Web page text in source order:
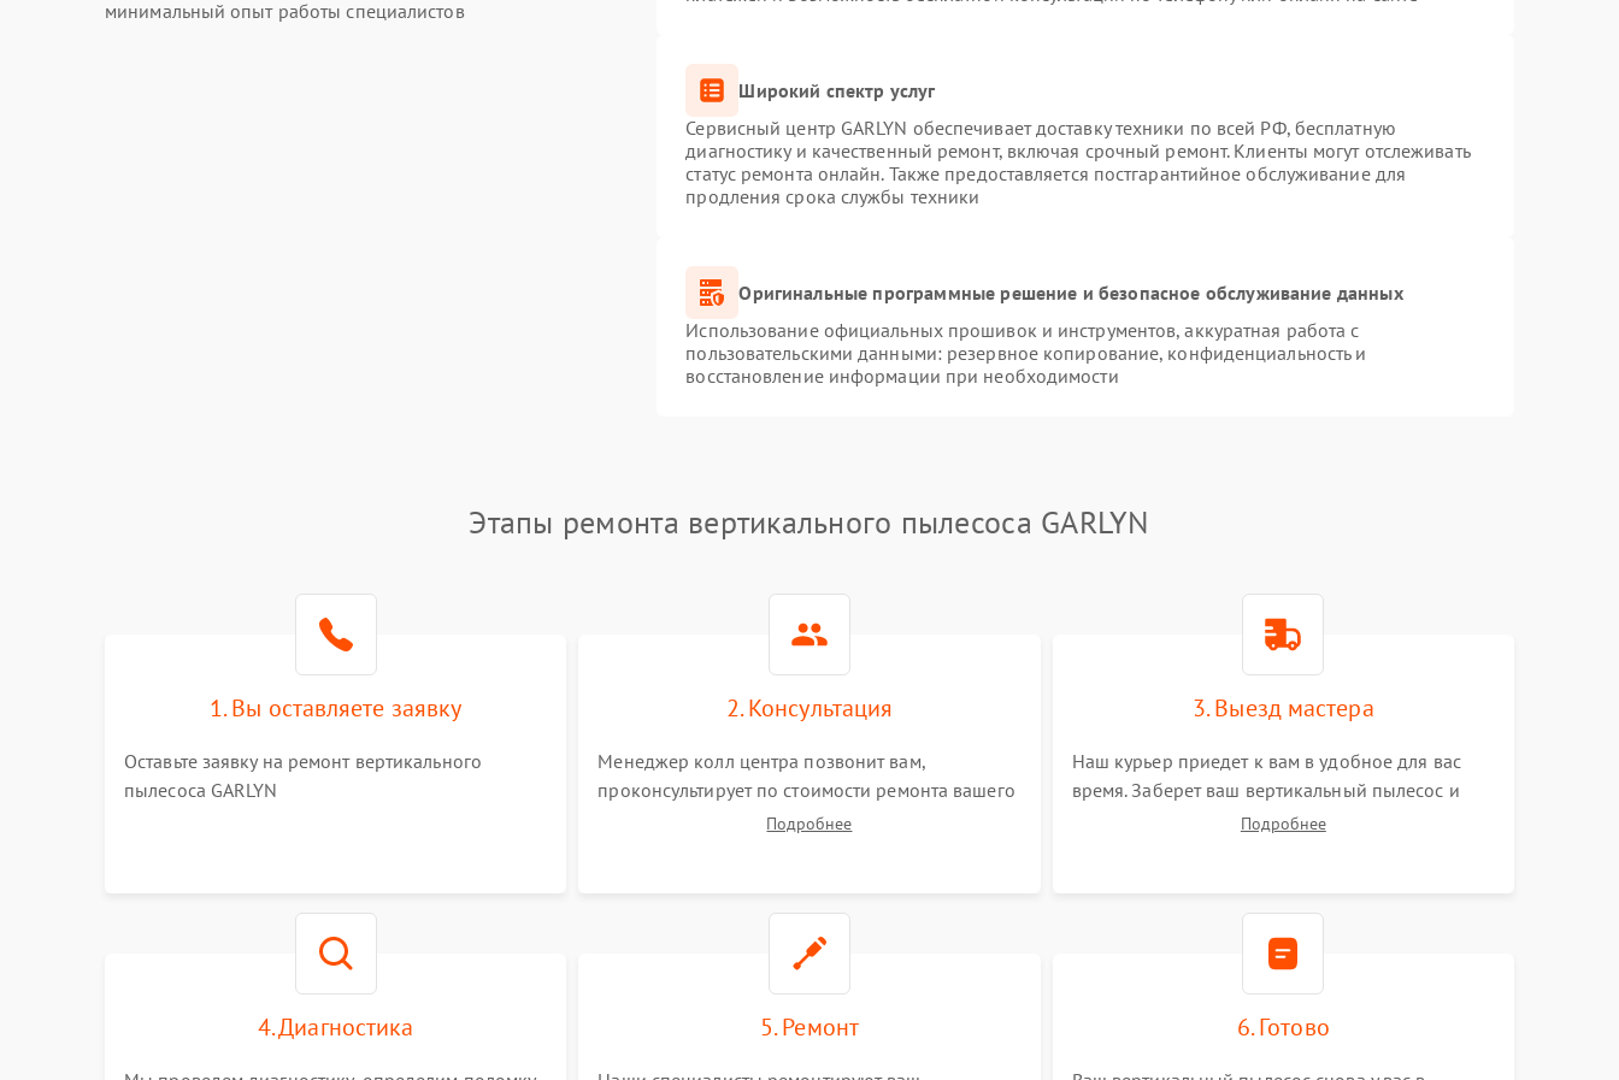
минимальный опыт работы специалистов
Широкий спектр услуг
Сервисный центр GARLYN обеспечивает доставку техники по всей РФ, бесплатную
диагностику и качественный ремонт, включая срочный ремонт. Клиенты могут отслеживать
статус ремонта онлайн. Также предоставляется постгарантийное обслуживание для
продления срока службы техники
Оригинальные программные решение и безопасное обслуживание данных
Использование официальных прошивок и инструментов, аккуратная работа с
пользовательскими данными: резервное копирование, конфиденциальность и
восстановление информации при необходимости
Этапы ремонта вертикального пылесоса GARLYN
1. Вы оставляете заявку
Оставьте заявку на ремонт вертикального
пылесоса GARLYN
2. Консультация
Менеджер колл центра позвонит вам,
проконсультирует по стоимости ремонта вашего
вертикального пылесоса а также ответит на все
Подробнее
3. Выезд мастера
Наш курьер приедет к вам в удобное для вас
время. Заберет ваш вертикальный пылесос и
привезет на склад для диагностики.
Подробнее
4. Диагностика 5. Ремонт 6. Готово